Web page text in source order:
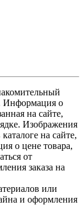
Информация о
на сайте,
Изображения
на сайте,
о цене товара,
от
заказа на
или
и оформления